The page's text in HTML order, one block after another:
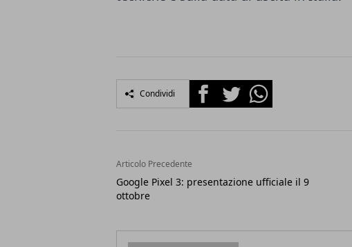
Condividi FacebookTwitterWhatsapp
Articolo Precedente
Google Pixel 3: presentazione ufficiale il 9
ottobre